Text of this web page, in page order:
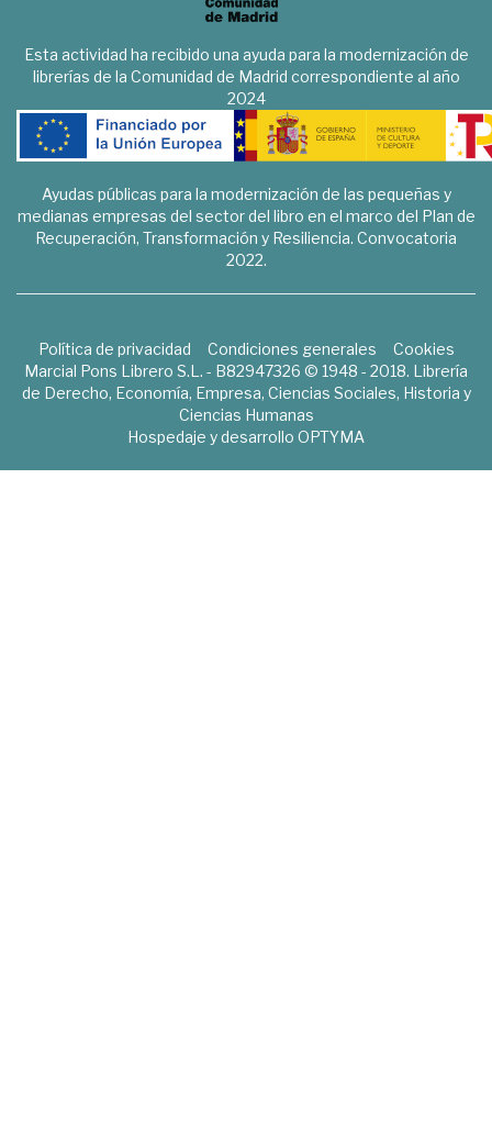
Esta actividad ha recibido una ayuda para la modernización de
librerías de la Comunidad de Madrid correspondiente al año
2024
Ayudas públicas para la modernización de las pequeñas y
medianas empresas del sector del libro en el marco del Plan de
Recuperación, Transformación y Resiliencia. Convocatoria
2022.
Política de privacidad Condiciones generales
Cookies
Marcial Pons Librero S.L. - B82947326 © 1948 - 2018. Librería
de Derecho, Economía, Empresa, Ciencias Sociales, Historia y
Ciencias Humanas
Hospedaje y desarrollo OPTYMA